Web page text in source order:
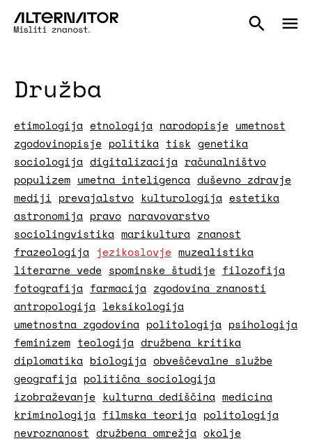
Družba
etimologija etnologija narodopisje umetnost
zgodovinopisje politika tisk genetika
sociologija digitalizacija računalništvo
populizem umetna inteligenca duševno zdravje
mediji prevajalstvo kulturologija estetika
astronomija pravo naravovarstvo
sociolingvistika marikultura znanost
frazeologija jezikoslovje muzealistika
literarne vede spominske študije filozofija
fotografija farmacija zgodovina znanosti
antropologija leksikologija
umetnostna zgodovina politologija psihologija
feminizem teologija družbena kritika
diplomatika biologija obveščevalne službe
geografija politična sociologija
izobraževanje kulturna dediščina medicina
kriminologija filmska teorija politologija
nevroznanost družbena omrežja okolje